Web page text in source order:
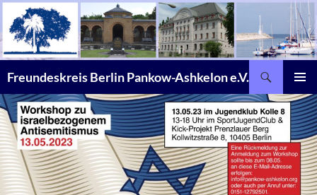
Zum
Inhalt
springen
Freundeskreis Berlin Pankow-Ashkelon e.V.
MENÜ